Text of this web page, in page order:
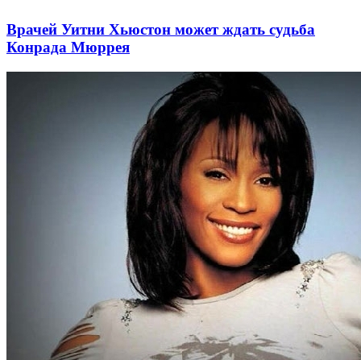
Врачей Уитни Хьюстон может ждать судьба
Конрада Мюррея